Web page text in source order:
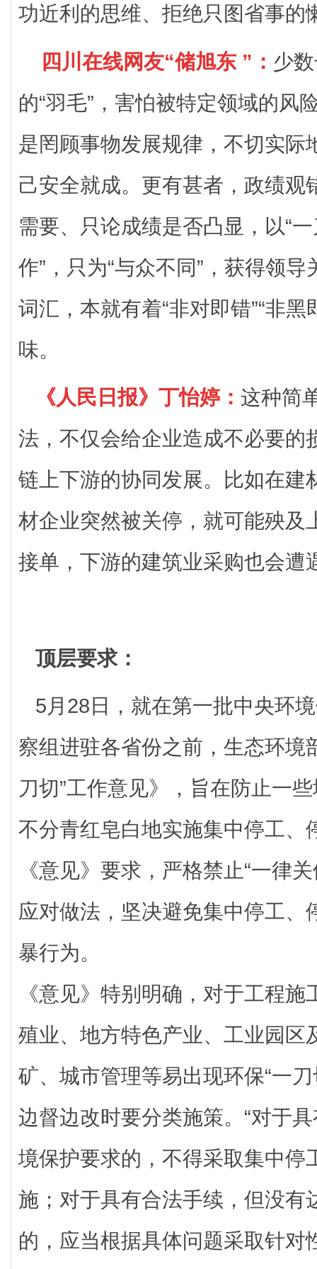
功近利的思维、拒绝只图省事的
四川在线网友“储旭东 ”： 少
的“羽毛”，害怕被特定领域的风
是罔顾事物发展规律，不切实际
己安全就成。更有甚者，政绩观
需要、只论成绩是否凸显，以“
作”，只为“与众不同”，获得领导
词汇，本就有着“非对即错”“非黑
味。
《人民日报》丁怡婷： 这种简
法，不仅会给企业造成不必要的
链上下游的协同发展。比如在建
材企业突然被关停，就可能殃及
接单，下游的建筑业采购也会遭
顶层要求：
5月28日，就在第一批中央环
察组进驻各省份之前，生态环境
刀切”工作意见》，旨在防止一
不分青红皂白地实施集中停工、
《意见》要求，严格禁止“一律
应对做法，坚决避免集中停工、
暴行为。
《意见》特别明确，对于工程
殖业、地方特色产业、工业园区
矿、城市管理等易出现环保“一
边督边改时要分类施策。“对于
境保护要求的，不得采取集中停
施；对于具有合法手续，但没有
的，应当根据具体问题采取针